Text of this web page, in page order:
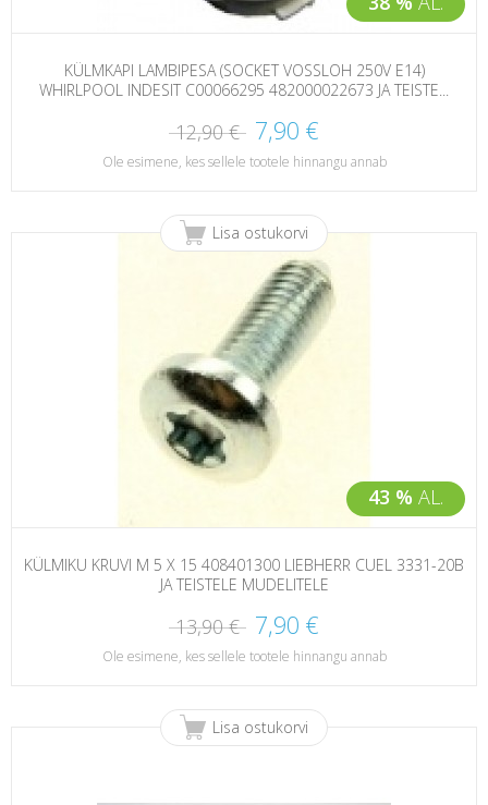
KÜLMKAPI LAMBIPESA (SOCKET VOSSLOH 250V E14)
WHIRLPOOL INDESIT C00066295 482000022673 JA TEISTE...
12,90 € 7,90 €
Ole esimene, kes sellele tootele hinnangu annab
43 % AL.
Lisa ostukorvi
KÜLMIKU KRUVI M 5 X 15 408401300 LIEBHERR CUEL 3331-20B
JA TEISTELE MUDELITELE
13,90 € 7,90 €
Ole esimene, kes sellele tootele hinnangu annab
Lisa ostukorvi